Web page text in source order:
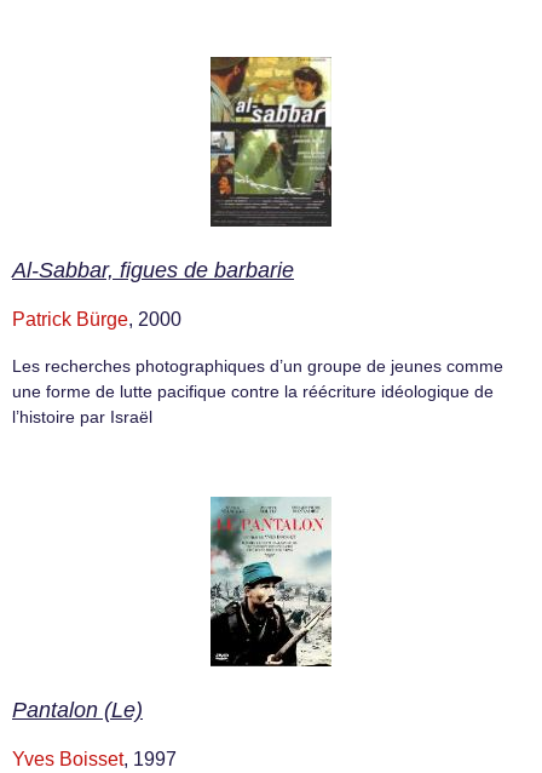
Al-Sabbar, figues de barbarie
Patrick Bürge, 2000
Les recherches photographiques d’un groupe de jeunes comme
une forme de lutte pacifique contre la réécriture idéologique de
l’histoire par Israël
Pantalon (Le)
Yves Boisset, 1997